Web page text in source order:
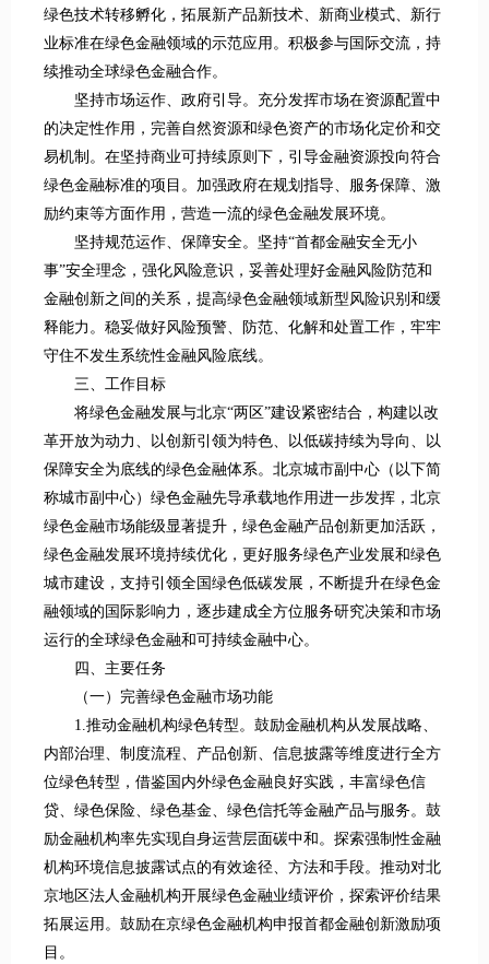
绿色技术转移孵化，拓展新产品新技术、新商业模式、新行
业标准在绿色金融领域的示范应用。积极参与国际交流，持
续推动全球绿色金融合作。
坚持市场运作、政府引导。充分发挥市场在资源配置中
的决定性作用，完善自然资源和绿色资产的市场化定价和交
易机制。在坚持商业可持续原则下，引导金融资源投向符合
绿色金融标准的项目。加强政府在规划指导、服务保障、激
励约束等方面作用，营造一流的绿色金融发展环境。
坚持规范运作、保障安全。坚持“首都金融安全无小
事”安全理念，强化风险意识，妥善处理好金融风险防范和
金融创新之间的关系，提高绿色金融领域新型风险识别和缓
释能力。稳妥做好风险预警、防范、化解和处置工作，牢牢
守住不发生系统性金融风险底线。
三、工作目标
将绿色金融发展与北京“两区”建设紧密结合，构建以改
革开放为动力、以创新引领为特色、以低碳持续为导向、以
保障安全为底线的绿色金融体系。北京城市副中心（以下简
称城市副中心）绿色金融先导承载地作用进一步发挥，北京
绿色金融市场能级显著提升，绿色金融产品创新更加活跃，
绿色金融发展环境持续优化，更好服务绿色产业发展和绿色
城市建设，支持引领全国绿色低碳发展，不断提升在绿色金
融领域的国际影响力，逐步建成全方位服务研究决策和市场
运行的全球绿色金融和可持续金融中心。
四、主要任务
（一）完善绿色金融市场功能
1.推动金融机构绿色转型。鼓励金融机构从发展战略、
内部治理、制度流程、产品创新、信息披露等维度进行全方
位绿色转型，借鉴国内外绿色金融良好实践，丰富绿色信
贷、绿色保险、绿色基金、绿色信托等金融产品与服务。鼓
励金融机构率先实现自身运营层面碳中和。探索强制性金融
机构环境信息披露试点的有效途径、方法和手段。推动对北
京地区法人金融机构开展绿色金融业绩评价，探索评价结果
拓展运用。鼓励在京绿色金融机构申报首都金融创新激励项
目。